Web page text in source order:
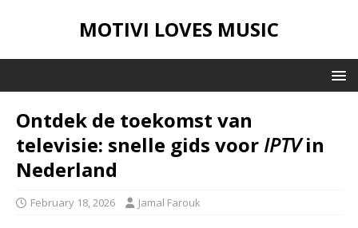
MOTIVI LOVES MUSIC
Ontdek de toekomst van
televisie: snelle gids voor IPTVin
Nederland
February 18, 2026 Jamal Farouk